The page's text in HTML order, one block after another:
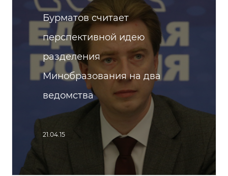
Бурматов считает
перспективной идею
разделения
Минобразования на два
ведомства
21.04.15